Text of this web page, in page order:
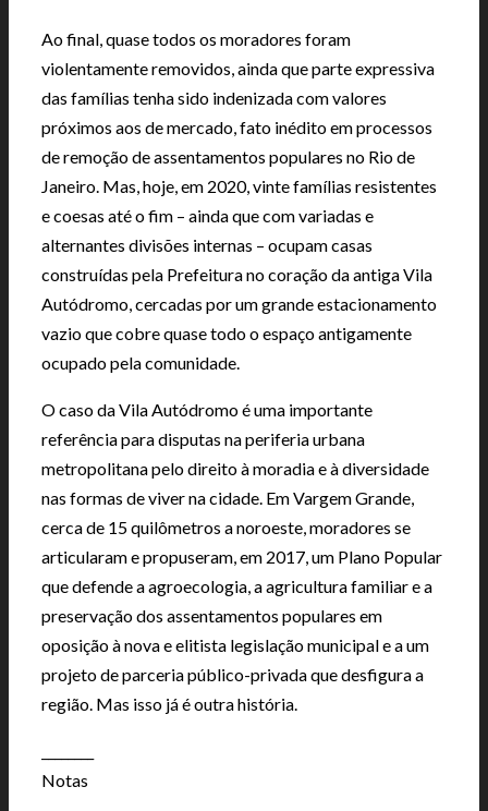
Ao final, quase todos os moradores foram
violentamente removidos, ainda que parte expressiva
das famílias tenha sido indenizada com valores
próximos aos de mercado, fato inédito em processos
de remoção de assentamentos populares no Rio de
Janeiro. Mas, hoje, em 2020, vinte famílias resistentes
e coesas até o fim – ainda que com variadas e
alternantes divisões internas – ocupam casas
construídas pela Prefeitura no coração da antiga Vila
Autódromo, cercadas por um grande estacionamento
vazio que cobre quase todo o espaço antigamente
ocupado pela comunidade.
O caso da Vila Autódromo é uma importante
referência para disputas na periferia urbana
metropolitana pelo direito à moradia e à diversidade
nas formas de viver na cidade. Em Vargem Grande,
cerca de 15 quilômetros a noroeste, moradores se
articularam e propuseram, em 2017, um Plano Popular
que defende a agroecologia, a agricultura familiar e a
preservação dos assentamentos populares em
oposição à nova e elitista legislação municipal e a um
projeto de parceria público-privada que desfigura a
região. Mas isso já é outra história.
Notas